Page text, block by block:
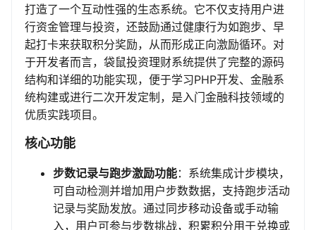
打造了一个互动性强的生态系统。它不仅支持用户进
行资金管理与投资，还鼓励通过健康行为如跑步、早
起打卡来获取积分奖励，从而形成正向激励循环。对
于开发者而言，袋鼠投资理财系统提供了完整的源码
结构和详细的功能实现，便于学习PHP开发、金融系
统构建或进行二次开发定制，是入门金融科技领域的
优质实践项目。
核心功能
步数记录与跑步激励功能：系统集成计步模块，
可自动检测并增加用户步数数据，支持跑步活动
记录与奖励发放。通过同步移动设备或手动输
入，用户可参与步数挑战，积累积分用于兑换或